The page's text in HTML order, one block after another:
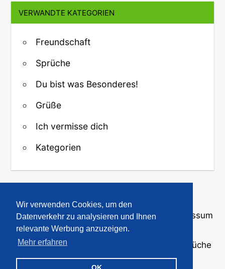
Wir verwenden Cookies, um den
Datenverkehr zu analysieren und Ihnen
relevante Werbung anzuzeigen.
Mehr erfahren
VERWANDTE KATEGORIEN
Freundschaft
Sprüche
Du bist was Besonderes!
Grüße
Ich vermisse dich
Kategorien
↑ Zurück zum Anfang
Über uns·Kontakt·Datenschutz Impressum
© 2008-2026
· Bilder und Sprüche
für WhatsApp und Profile